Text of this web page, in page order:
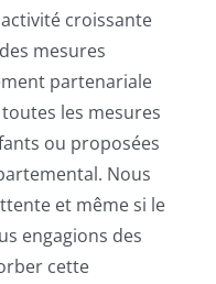
activité croissante
mesures
partenariale
les mesures
ou proposées
Nous
et même si le
engagions des
cette